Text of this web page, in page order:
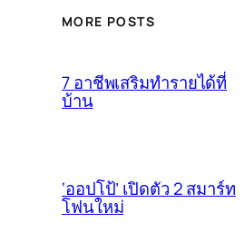
MORE POSTS
7 อาชีพเสริมทำรายได้ที่
บ้าน
‘ออปโป้’ เปิดตัว 2 สมาร์ท
โฟนใหม่